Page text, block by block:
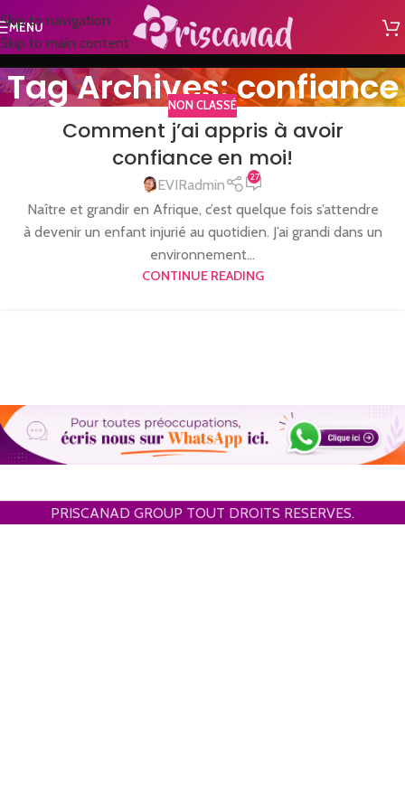
Skip to navigation
Skip to main content
MENU
Tag Archives: confiance
NON CLASSÉ
Comment j’ai appris à avoir
confiance en moi!
EVIRadmin 27
Naître et grandir en Afrique, c’est quelque fois s’attendre
à devenir un enfant injurié au quotidien. J’ai grandi dans un
environnement...
CONTINUE READING
PRISCANAD GROUP TOUT DROITS RESERVES.